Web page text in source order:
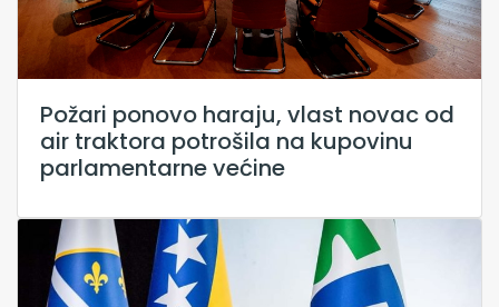
Požari ponovo haraju, vlast novac od
air traktora potrošila na kupovinu
parlamentarne većine